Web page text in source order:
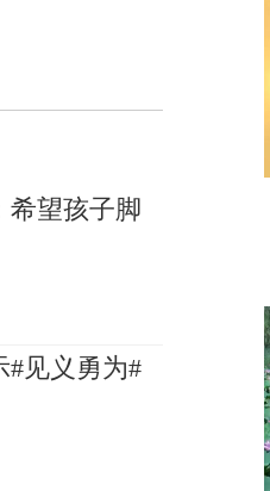
希望孩子脚
#见义勇为#